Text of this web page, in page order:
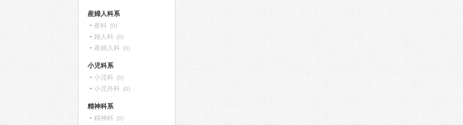
産婦人科系
産科 (0)
婦人科 (0)
産婦人科 (0)
小児科系
小児科 (0)
小児外科 (0)
精神科系
精神科 (0)